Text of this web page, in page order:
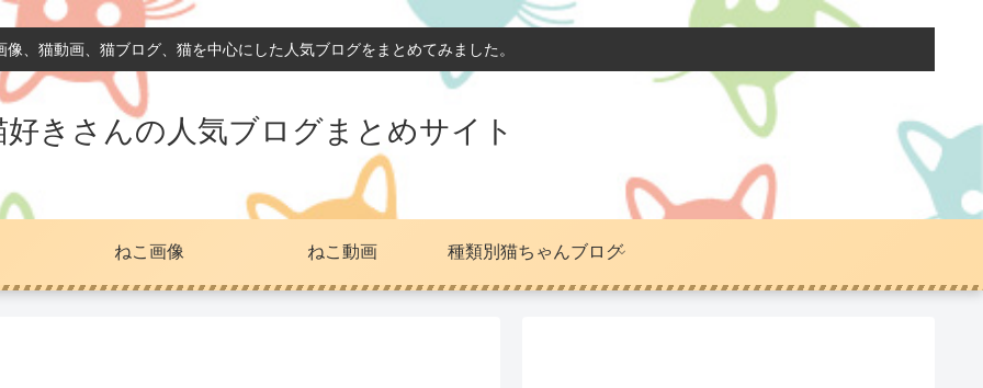
像、猫動画、猫ブログ、猫を中心にした人気ブログをまとめてみました。
好きさんの人気ブログまとめサイト
ねこ画像 ねこ動画 種類別猫ちゃんブログ